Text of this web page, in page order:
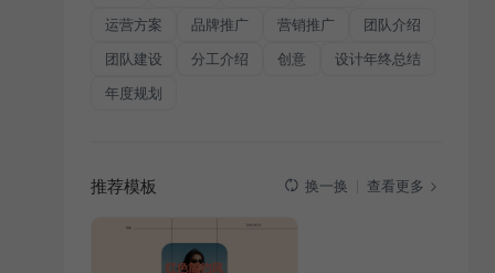
运营方案 品牌推广 营销推广 团队介绍
团队建设 分工介绍 创意 设计年终总结
年度规划
推荐模板 换一换 查看更多